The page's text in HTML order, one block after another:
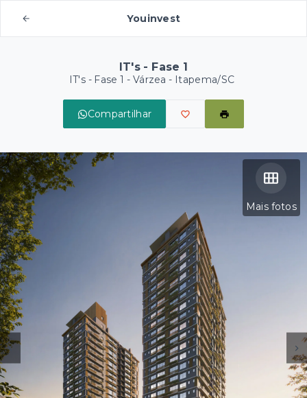
Youinvest
IT's - Fase 1
IT's - Fase 1 - Várzea - Itapema/SC
Compartilhar
Mais fotos